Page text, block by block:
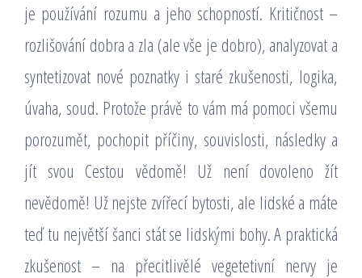
je používání rozumu a jeho schopností. Kritičnost –
rozlišování dobra a zla (ale vše je dobro), analyzovat a
syntetizovat nové poznatky i staré zkušenosti, logika,
úvaha, soud. Protože právě to vám má pomoci všemu
porozumět, pochopit příčiny, souvislosti, následky a
jít svou Cestou vědomě! Už není dovoleno žít
nevědomě! Už nejste zvířecí bytosti, ale lidské a máte
teď tu největší šanci stát se lidskými bohy. A praktická
zkušenost – na přecitlivělé vegetetivní nervy je